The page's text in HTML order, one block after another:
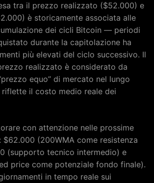
tra il prezzo realizzato ($52.000) e
è storicamente associata alle
dei cicli Bitcoin — periodi
durante la capitolazione ha
più elevati del ciclo successivo. Il
realizzato è considerato da
equo” di mercato nel lungo
il costo medio reale dei
con attenzione nelle prossime
$62.000 (200WMA come resistenza
(supporto tecnico intermedio) e
price come potenziale fondo finale).
in tempo reale sui